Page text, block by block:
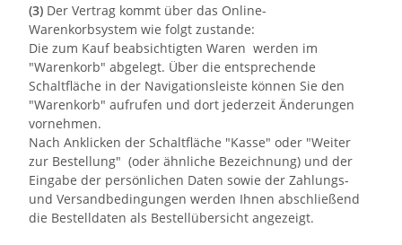
(3) Der Vertrag kommt über das Online-
Warenkorbsystem wie folgt zustande:
Die zum Kauf beabsichtigten Waren werden im
"Warenkorb" abgelegt. Über die entsprechende
Schaltfläche in der Navigationsleiste können Sie den
"Warenkorb" aufrufen und dort jederzeit Änderungen
vornehmen.
Nach Anklicken der Schaltfläche "Kasse" oder "Weiter
zur Bestellung" (oder ähnliche Bezeichnung) und der
Eingabe der persönlichen Daten sowie der Zahlungs-
und Versandbedingungen werden Ihnen abschließend
die Bestelldaten als Bestellübersicht angezeigt.